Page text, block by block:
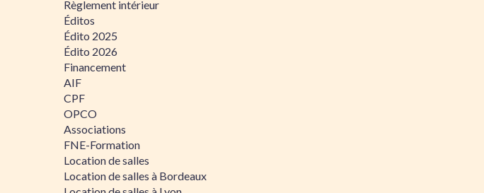
Règlement intérieur
Éditos
Édito 2025
Édito 2026
Financement
AIF
CPF
OPCO
Associations
FNE-Formation
Location de salles
Location de salles à Bordeaux